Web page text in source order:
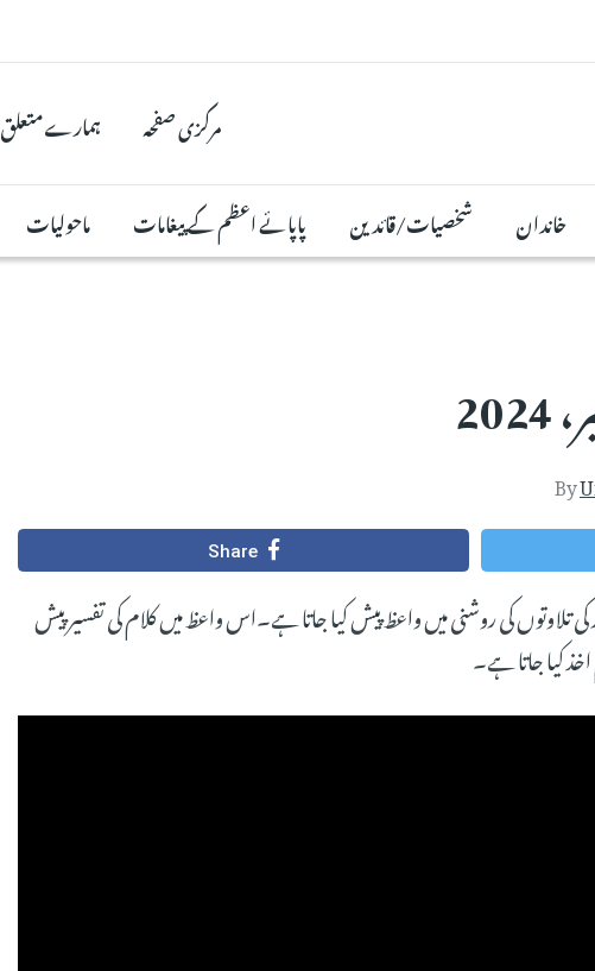
مرکزی صفحہ ہمارے متعلق
خاندان شخصیات/قائدین پاپائے اعظم کے پیغامات ماحولیات
By
Share
کی تلاوتوں کی روشنی میں واعظ پیش کیا جاتا ہے۔اس واعظ میں کلام کی تفسیر پیش
کیا جاتا ہے۔